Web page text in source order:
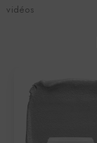
vidéos